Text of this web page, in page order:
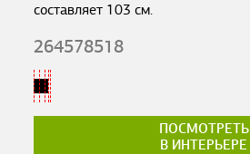
составляет 103 см.
264578518
ПОСМОТРЕТЬ
В ИНТЕРЬЕРЕ